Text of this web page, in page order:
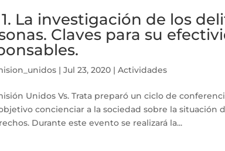
La investigación de los
Claves para su
|Jul 23, 2020 |Actividades
Unidos Vs. Trata preparó un ciclo de
concienciar a la sociedad sobre la situación
Durante este evento se realizará la...